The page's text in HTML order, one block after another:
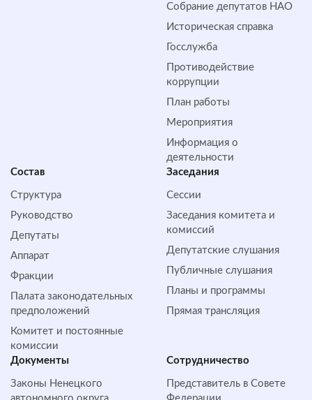
Собрание депутатов НАО
Историческая справка
Госслужба
Противодействие
коррупции
План работы
Мероприятия
Информация о
деятельности
Состав
Структура
Руководство
Депутаты
Аппарат
Фракции
Палата законодательных
предположений
Комитет и постоянные
комиссии
Заседания
Сессии
Заседания комитета и
комиссий
Депутатские слушания
Публичные слушания
Планы и программы
Прямая трансляция
Документы
Законы Ненецкого
Сотрудничество
Представитель в Совете